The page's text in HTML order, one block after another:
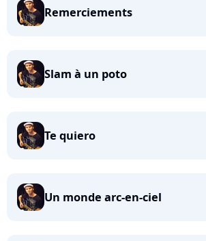
Remerciements
Slam à un poto
Te quiero
Un monde arc-en-ciel